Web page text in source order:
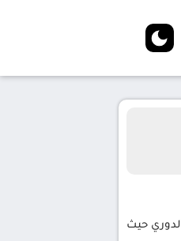
حيث